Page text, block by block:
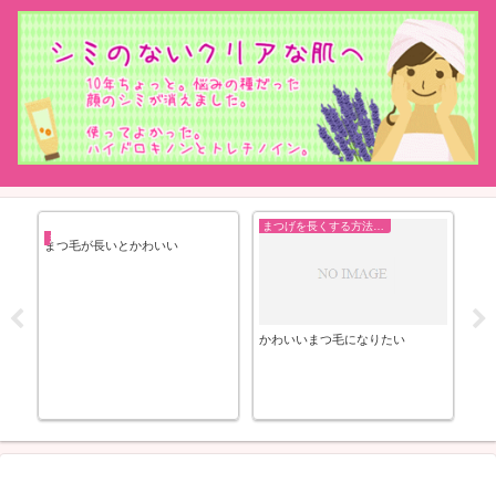
まつげを長くする方法まとめ
まつ毛が長いとかわいい
まつげを長くする方法まとめ
かわいいまつ毛になりたい